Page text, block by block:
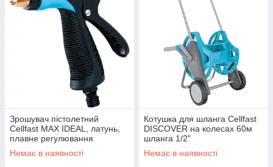
Зрошувач пістолетний
Cellfast МАХ IDEAL, латунь,
плавне регулювання
Немає в наявності
Котушка для шланга Cellfast
DISCOVER на колесах 60м
шланга 1/2"
Немає в наявності